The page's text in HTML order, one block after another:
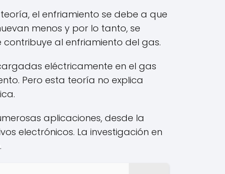
el enfriamiento se debe a que
menos y por lo tanto, se
contribuye al enfriamiento del gas.
eléctricamente en el gas
Pero esta teoría no explica
aplicaciones, desde la
electrónicos. La investigación en